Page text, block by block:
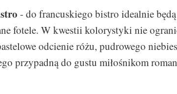
- do francuskiego bistro idealnie
fotele. W kwestii kolorystyki nie
odcienie różu, pudrowego
przypadną do gustu miłośnikom